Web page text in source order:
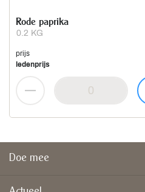
0.2 KG
Rode paprika
prijs
ledenprijs
Doe mee